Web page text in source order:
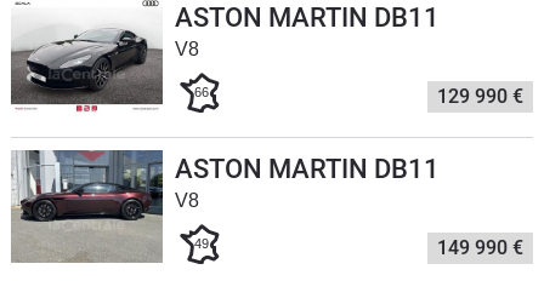
Utilitaires
Flottes
Services
Forum
ASTON MARTIN DB11
V8
66 129 990 €
ASTON MARTIN DB11
V8
49 149 990 €